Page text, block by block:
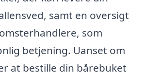
samt en oversigt
som
betjening. Uanset om
at bestille din bårebuket